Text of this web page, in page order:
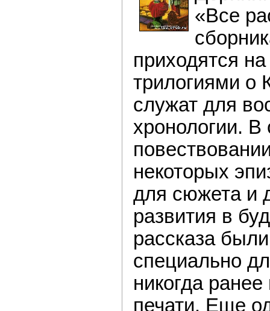
«Все
приходятся
трилогиями о
служат для
хронологии.
некоторых
для сюжета и
развития в
рассказа
специально
никогда
печати. Еще